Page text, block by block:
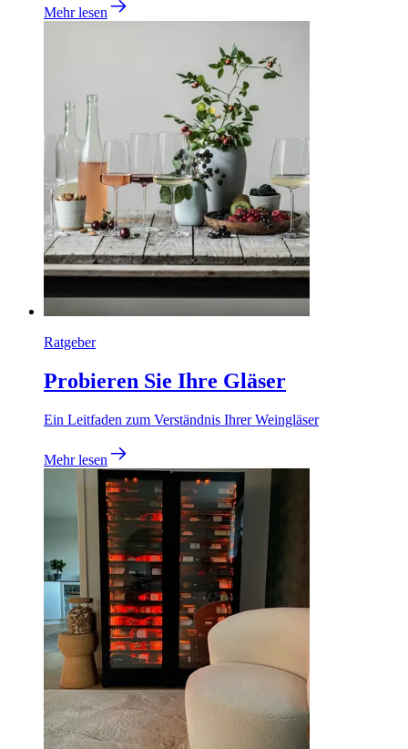
Mehr lesen
Ratgeber
Probieren Sie Ihre Gläser
Ein Leitfaden zum Verständnis Ihrer Weingläser
Mehr lesen